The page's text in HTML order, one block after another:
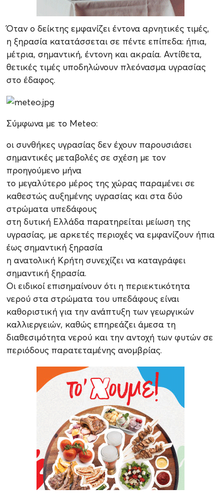
Όταν ο δείκτης εμφανίζει έντονα αρνητικές τιμές,
η ξηρασία κατατάσσεται σε πέντε επίπεδα: ήπια,
μέτρια, σημαντική, έντονη και ακραία. Αντίθετα,
θετικές τιμές υποδηλώνουν πλεόνασμα υγρασίας
στο έδαφος.
Σύμφωνα με το Meteo:
οι συνθήκες υγρασίας δεν έχουν παρουσιάσει
σημαντικές μεταβολές σε σχέση με τον
προηγούμενο μήνα
το μεγαλύτερο μέρος της χώρας παραμένει σε
καθεστώς αυξημένης υγρασίας και στα δύο
στρώματα υπεδάφους
στη δυτική Ελλάδα παρατηρείται μείωση της
υγρασίας, με αρκετές περιοχές να εμφανίζουν ήπια
έως σημαντική ξηρασία
η ανατολική Κρήτη συνεχίζει να καταγράφει
σημαντική ξηρασία.
Οι ειδικοί επισημαίνουν ότι η περιεκτικότητα
νερού στα στρώματα του υπεδάφους είναι
καθοριστική για την ανάπτυξη των γεωργικών
καλλιεργειών, καθώς επηρεάζει άμεσα τη
διαθεσιμότητα νερού και την αντοχή των φυτών σε
περιόδους παρατεταμένης ανομβρίας.